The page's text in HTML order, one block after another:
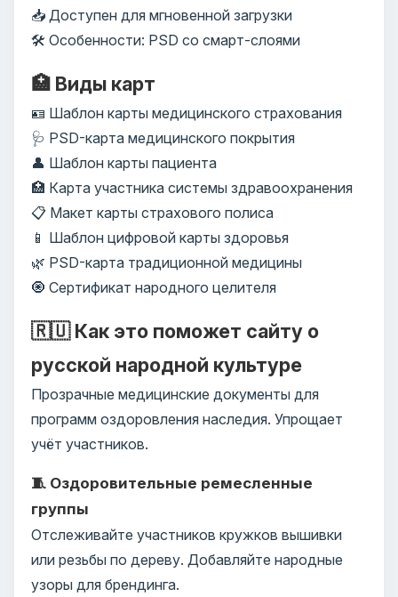
📥 Доступен для мгновенной загрузки
🛠️ Особенности: PSD со смарт-слоями
🏥 Виды карт
🪪 Шаблон карты медицинского страхования
🩺 PSD-карта медицинского покрытия
👤 Шаблон карты пациента
🏥 Карта участника системы здравоохранения
📋 Макет карты страхового полиса
📱 Шаблон цифровой карты здоровья
🌿 PSD-карта традиционной медицины
🧿 Сертификат народного целителя
🇷🇺 Как это поможет сайту о
русской народной культуре
Прозрачные медицинские документы для
программ оздоровления наследия. Упрощает
учёт участников.
🧵 Оздоровительные ремесленные
группы
Отслеживайте участников кружков вышивки
или резьбы по дереву. Добавляйте народные
узоры для брендинга.